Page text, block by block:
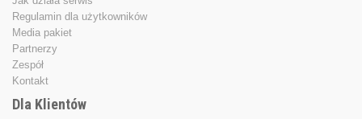
Regulamin dla użytkowników
Media pakiet
Partnerzy
Zespół
Kontakt
Dla Klientów